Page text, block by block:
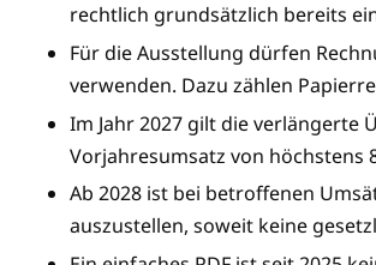
rechtlich grundsätzlich bereits
Für die Ausstellung dürfen
verwenden. Dazu zählen
Im Jahr 2027 gilt die verlängerte
Vorjahresumsatz von höchstens
Ab 2028 ist bei betroffenen
auszustellen, soweit keine